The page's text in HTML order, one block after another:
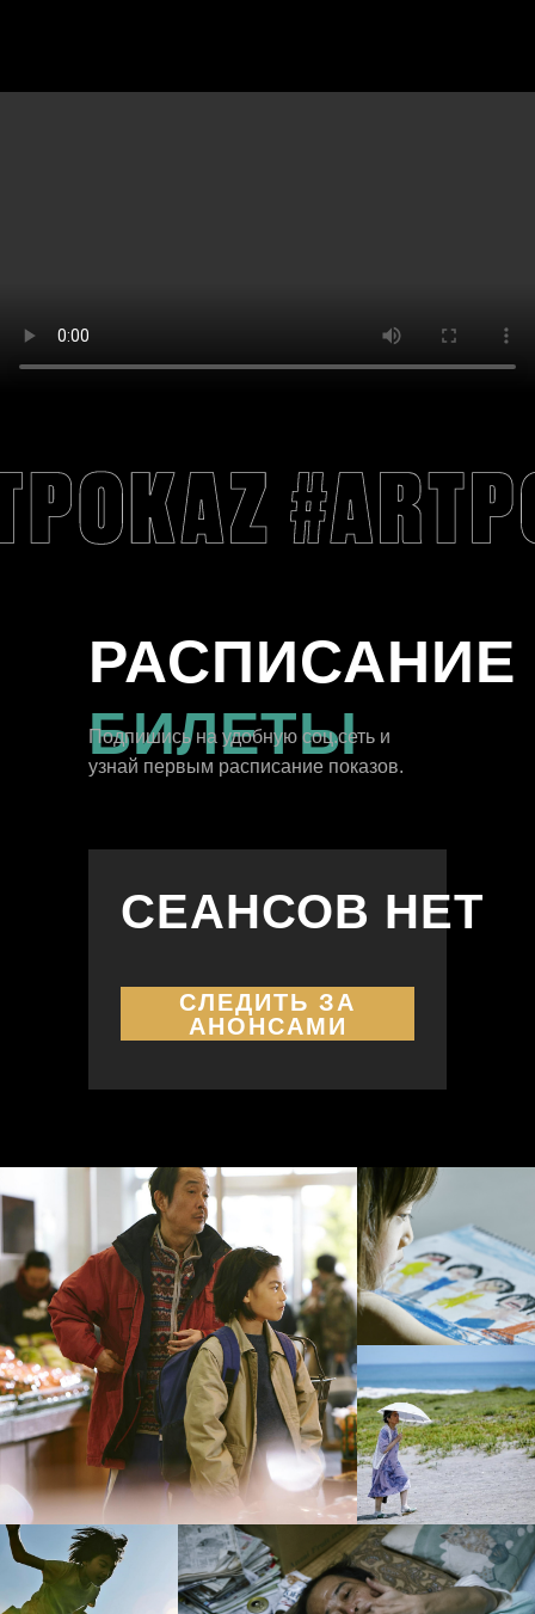
ПОКАЗАТЬ
ЕЩЕ
РАСПИСАНИЕ
БИЛЕТЫ
Подпишись на удобную соц.сеть и
узнай первым расписание показов.
СЕАНСОВ НЕТ
СЛЕДИТЬ ЗА
АНОНСАМИ